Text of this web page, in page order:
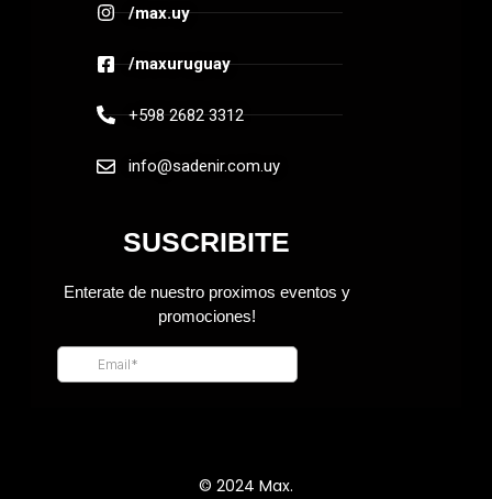
/max.uy
/maxuruguay
+598 2682 3312
info@sadenir.com.uy
© 2024 Max.